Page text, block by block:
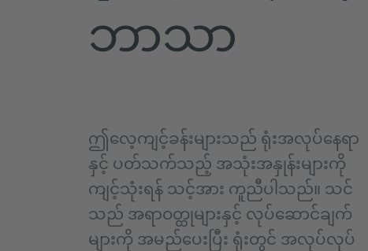
ဘာသာ
ဤလေ့ကျင့်ခန်းများသည် ရုံးအလုပ်နေရာ
နှင့် ပတ်သက်သည့် အသုံးအနှုန်းများကို
ကျင့်သုံးရန် သင့်အား ကူညီပါသည်။ သင်
သည် အရာဝတ္ထုများနှင့် လုပ်ဆောင်ချက်
များကို အမည်ပေးပြီး ရုံးတွင် အလုပ်လုပ်